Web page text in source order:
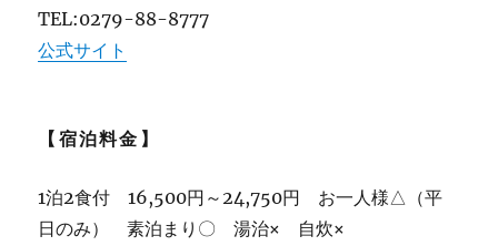
TEL:0279-88-8777
公式サイト
【宿泊料金】
1泊2食付 16,500円～24,750円 お一人様△（平
日のみ） 素泊まり〇 湯治× 自炊×